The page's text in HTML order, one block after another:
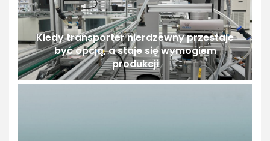
Kiedy transporter nierdzewny przestaje
być opcją, a staje się wymogiem
produkcji